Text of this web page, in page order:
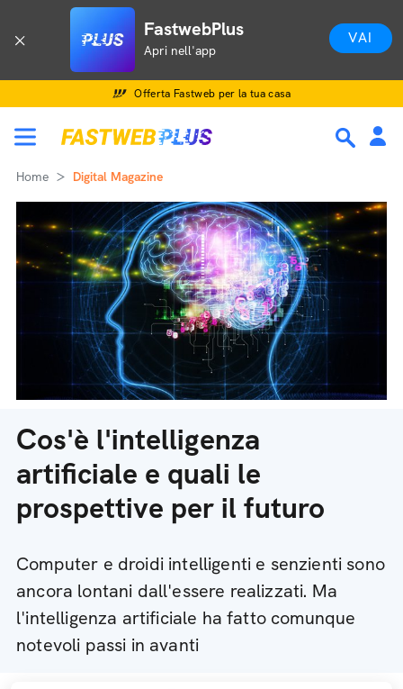
FastwebPlus
Apri nell'app
VAI
Offerta Fastweb per la tua casa
Home Digital Magazine
Cos'è l'intelligenza
artificiale e quali le
prospettive per il futuro
Computer e droidi intelligenti e senzienti sono
ancora lontani dall'essere realizzati. Ma
l'intelligenza artificiale ha fatto comunque
notevoli passi in avanti